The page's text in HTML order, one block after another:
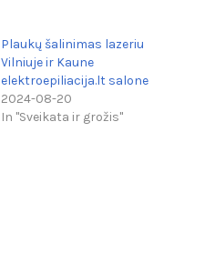
Plaukų šalinimas lazeriu
Vilniuje ir Kaune
elektroepiliacija.lt salone
2024-08-20
In "Sveikata ir grožis"